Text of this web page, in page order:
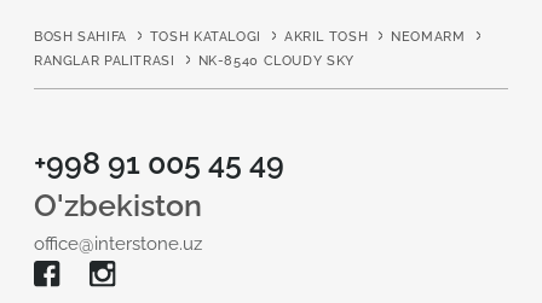
BOSH SAHIFA TOSH KATALOGI AKRIL TOSH
NEOMARM
RANGLAR PALITRASI
NK-8540 CLOUDY SKY
+998 91 005 45 49
O'zbekiston
office@interstone.uz